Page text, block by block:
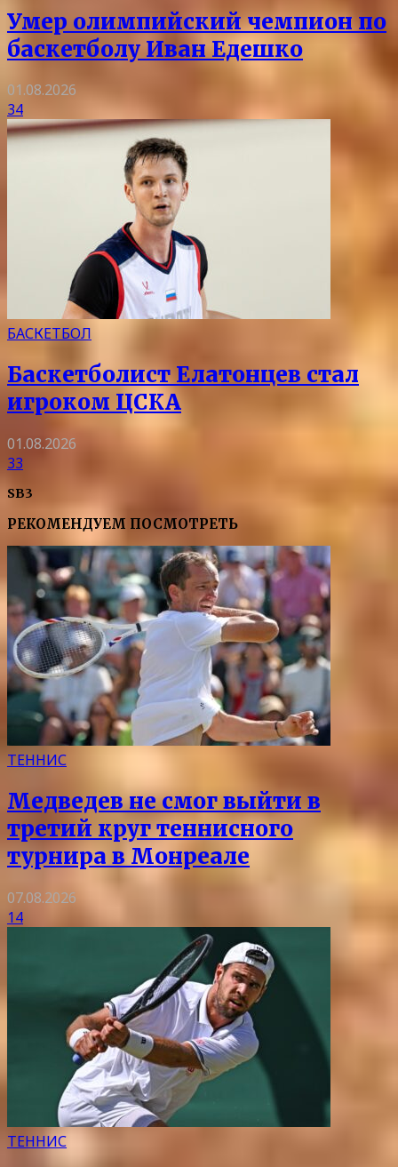
Умер олимпийский чемпион по
баскетболу Иван Едешко
01.08.2026
34
БАСКЕТБОЛ
Баскетболист Елатонцев стал
игроком ЦСКА
01.08.2026
33
SB3
РЕКОМЕНДУЕМ ПОСМОТРЕТЬ
ТЕННИС
Медведев не смог выйти в
третий круг теннисного
турнира в Монреале
07.08.2026
14
ТЕННИС